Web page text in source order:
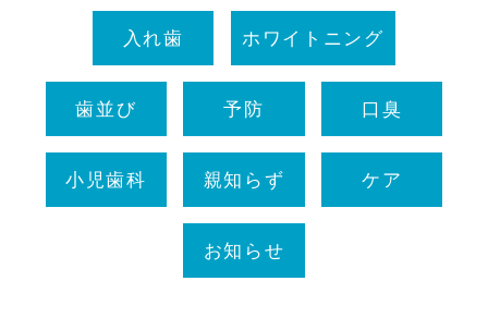
入れ歯 ホワイトニング
歯並び 予防 口臭
小児歯科 親知らず ケア
お知らせ